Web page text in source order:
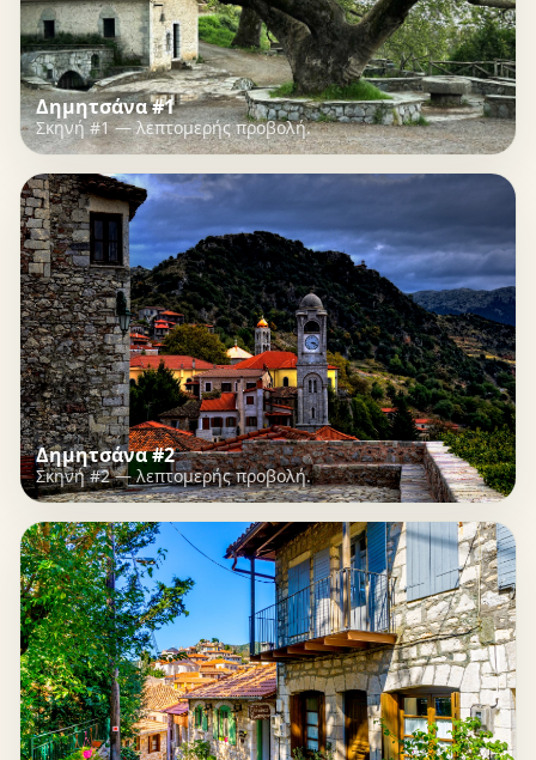
Δημητσάνα #1
Σκηνή #1 — λεπτομερής προβολή.
Δημητσάνα #2
Σκηνή #2 — λεπτομερής προβολή.